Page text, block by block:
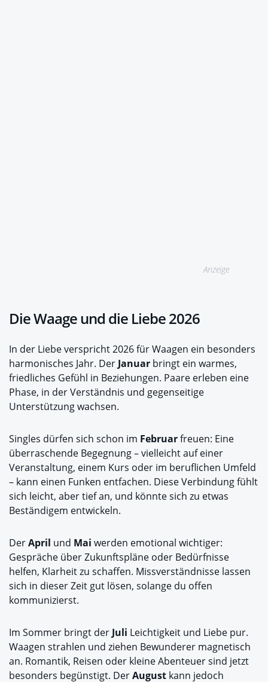
Anzeige
Die Waage und die Liebe 2026
In der Liebe verspricht 2026 für Waagen ein besonders
harmonisches Jahr. Der Januar bringt ein warmes,
friedliches Gefühl in Beziehungen. Paare erleben eine
Phase, in der Verständnis und gegenseitige
Unterstützung wachsen.
Singles dürfen sich schon im Februarfreuen: Eine
überraschende Begegnung – vielleicht auf einer
Veranstaltung, einem Kurs oder im beruflichen Umfeld
– kann einen Funken entfachen. Diese Verbindung fühlt
sich leicht, aber tief an, und könnte sich zu etwas
Beständigem entwickeln.
DerApril und Mai werden emotional wichtiger:
Gespräche über Zukunftspläne oder Bedürfnisse
helfen, Klarheit zu schaffen. Missverständnisse lassen
sich in dieser Zeit gut lösen, solange du offen
kommunizierst.
Im Sommer bringt der Juli Leichtigkeit und Liebe pur.
Waagen strahlen und ziehen Bewunderer magnetisch
an. Romantik, Reisen oder kleine Abenteuer sind jetzt
besonders begünstigt. DerAugust kann jedoch